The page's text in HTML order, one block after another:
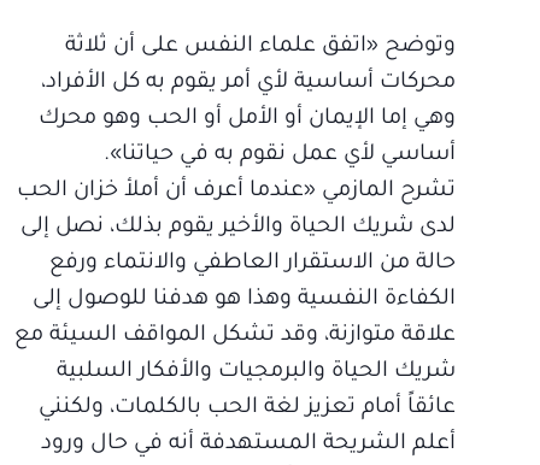
وتوضح «اتفق علماء النفس على أن ثلاثة
محركات أساسية لأي أمر يقوم به كل الأفراد،
وهي إما الإيمان أو الأمل أو الحب وهو محرك
أساسي لأي عمل نقوم به في حياتنا».
تشرح المازمي «عندما أعرف أن أملأ خزان الحب
لدى شريك الحياة والأخير يقوم بذلك، نصل إلى
حالة من الاستقرار العاطفي والانتماء ورفع
الكفاءة النفسية وهذا هو هدفنا للوصول إلى
علاقة متوازنة، وقد تشكل المواقف السيئة مع
شريك الحياة والبرمجيات والأفكار السلبية
عائقاً أمام تعزيز لغة الحب بالكلمات، ولكنني
أعلم الشريحة المستهدفة أنه في حال ورود